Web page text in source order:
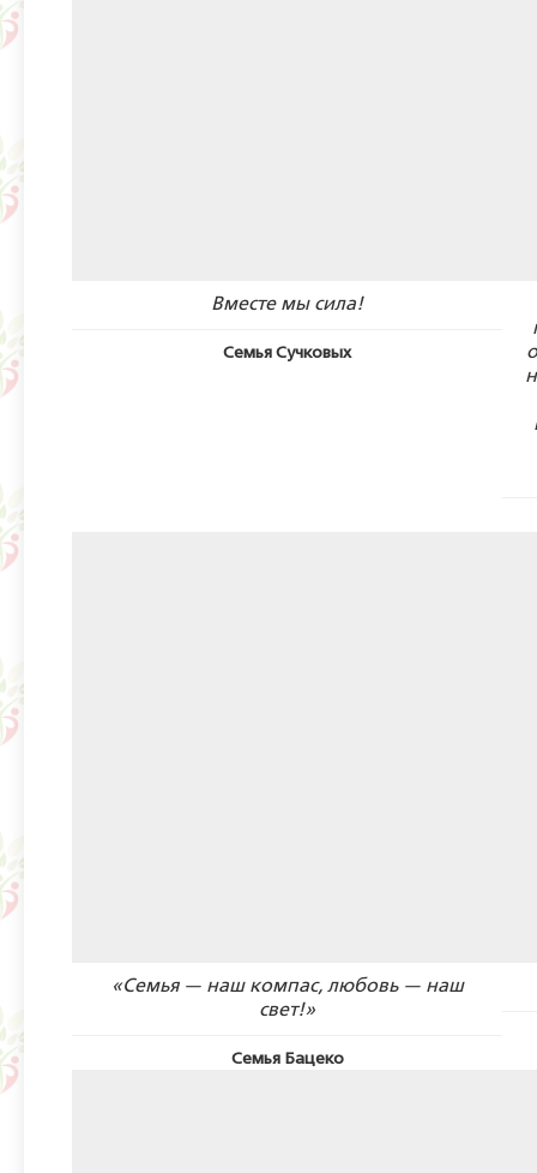
Вместе мы сила!
Семья Сучковых
«Семья — наш компас, любовь — наш
свет!»
Семья Бацеко